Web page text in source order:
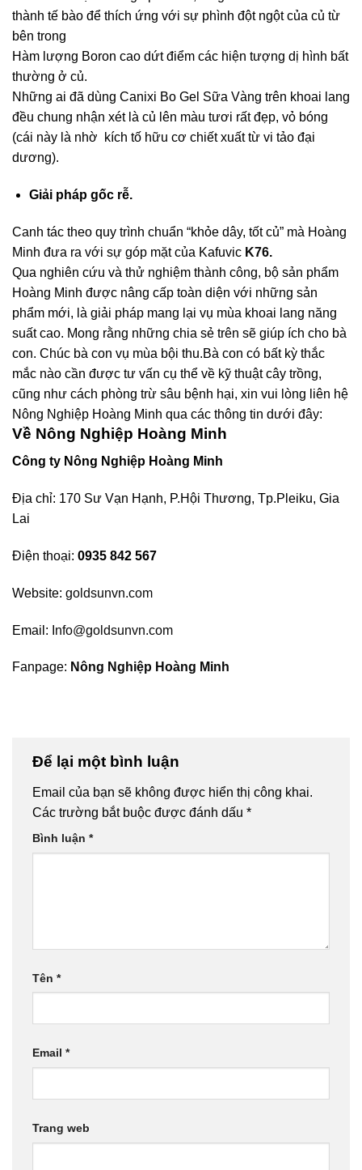
thành tế bào để thích ứng với sự phình đột ngột của củ từ
bên trong
Hàm lượng Boron cao dứt điểm các hiện tượng dị hình bất
thường ở củ.
Những ai đã dùng Canixi Bo Gel Sữa Vàng trên khoai lang
đều chung nhận xét là củ lên màu tươi rất đẹp, vỏ bóng
(cái này là nhờ kích tố hữu cơ chiết xuất từ vi tảo đại
dương).
Giải pháp gốc rễ.
Canh tác theo quy trình chuẩn “khỏe dây, tốt củ” mà Hoàng
Minh đưa ra với sự góp mặt của Kafuvic K76.
Qua nghiên cứu và thử nghiệm thành công, bộ sản phẩm
Hoàng Minh được nâng cấp toàn diện với những sản
phẩm mới, là giải pháp mang lại vụ mùa khoai lang năng
suất cao. Mong rằng những chia sẻ trên sẽ giúp ích cho bà
con. Chúc bà con vụ mùa bội thu.Bà con có bất kỳ thắc
mắc nào cần được tư vấn cụ thể về kỹ thuật cây trồng,
cũng như cách phòng trừ sâu bệnh hại, xin vui lòng liên hệ
Nông Nghiệp Hoàng Minh qua các thông tin dưới đây:
Về Nông Nghiệp Hoàng Minh
Công ty Nông Nghiệp Hoàng Minh
Địa chỉ: 170 Sư Vạn Hạnh, P.Hội Thương, Tp.Pleiku, Gia
Lai
Điện thoại: 0935 842 567
Website: goldsunvn.com
Email: Info@goldsunvn.com
Fanpage: Nông Nghiệp Hoàng Minh
Để lại một bình luận
Email của bạn sẽ không được hiển thị công khai.
Các trường bắt buộc được đánh dấu *
Bình luận *
Tên *
Email *
Trang web